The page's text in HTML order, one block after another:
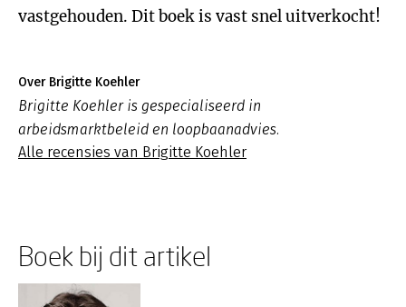
vastgehouden. Dit boek is vast snel uitverkocht!
Over Brigitte Koehler
Brigitte Koehler is gespecialiseerd in
arbeidsmarktbeleid en loopbaanadvies.
Alle recensies van Brigitte Koehler
Boek bij dit artikel